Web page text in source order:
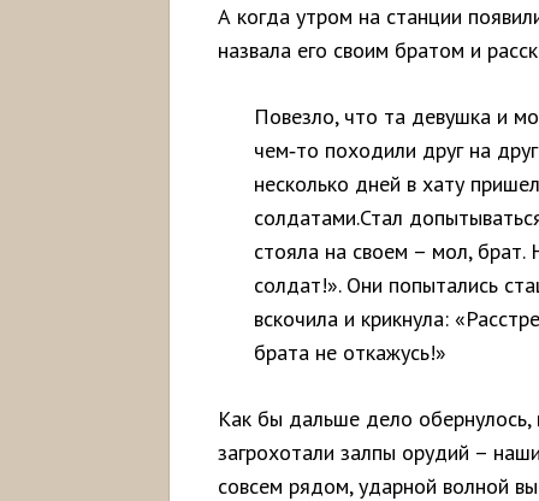
А когда утром на станции
назвала его своим братом и
Повезло, что та девушка и
чем‑то походили друг на
несколько дней в хату
солдатами.Стал
стояла на своем – мол,
солдат!». Они попытались
вскочила и крикнула:
брата не откажусь!»
Как бы дальше дело обернулось,
загрохотали залпы орудий –
совсем рядом, ударной волной